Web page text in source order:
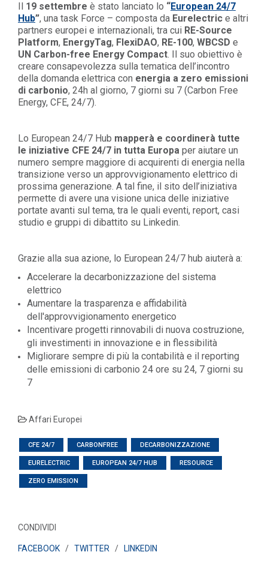
19 settembre è stato lanciato lo “European 24/7
Hub”, una task Force – composta da Eurelectric e altri
partners europei e internazionali, tra cui RE-Source
Platform, EnergyTag, FlexiDAO, RE-100, WBCSD e
UN Carbon-free Energy Compact. Il suo obiettivo è
creare consapevolezza sulla tematica dell’incontro
della domanda elettrica con energia a zero emissioni
di carbonio, 24h al giorno, 7 giorni su 7 (Carbon Free
Energy, CFE, 24/7).
Lo European 24/7 Hub mapperà e coordinerà tutte
le iniziative CFE 24/7 in tutta Europa per aiutare un
numero sempre maggiore di acquirenti di energia nella
transizione verso un approvvigionamento elettrico di
prossima generazione. A tal fine, il sito dell’iniziativa
permette di avere una visione unica delle iniziative
portate avanti sul tema, tra le quali eventi, report, casi
studio e gruppi di dibattito su Linkedin.
Grazie alla sua azione, lo European 24/7 hub aiuterà a:
Accelerare la decarbonizzazione del sistema
elettrico
Aumentare la trasparenza e affidabilità
dell'approvvigionamento energetico
Incentivare progetti rinnovabili di nuova costruzione,
gli investimenti in innovazione e in flessibilità
Migliorare sempre di più la contabilità e il reporting
delle emissioni di carbonio 24 ore su 24, 7 giorni su
7
Affari Europei
CFE 24/7 CARBONFREE DECARBONIZZAZIONE
EURELECTRIC EUROPEAN 24/7 HUB RESOURCE
ZERO EMISSION
CONDIVIDI
FACEBOOK/ TWITTER / LINKEDIN